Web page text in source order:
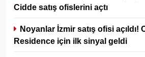
Cidde satış ofislerini açtı
Noyanlar İzmir satış ofisi açıldı!
Residence için ilk sinyal geldi